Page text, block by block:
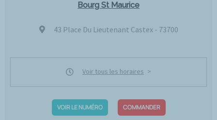
Bourg St Maurice
43 Place Du Lieutenant Castex - 73700
Voir tous les horaires
VOIR LE NUMÉRO COMMANDER